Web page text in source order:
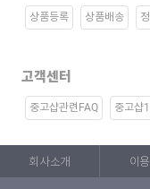
상품등록 상품배송
고객센터
중고샵관련FAQ 중고샵
회사소개 이